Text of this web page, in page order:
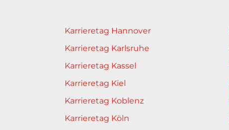
Karrieretag Hannover
Karrieretag Karlsruhe
Karrieretag Kassel
Karrieretag Kiel
Karrieretag Koblenz
Karrieretag Köln